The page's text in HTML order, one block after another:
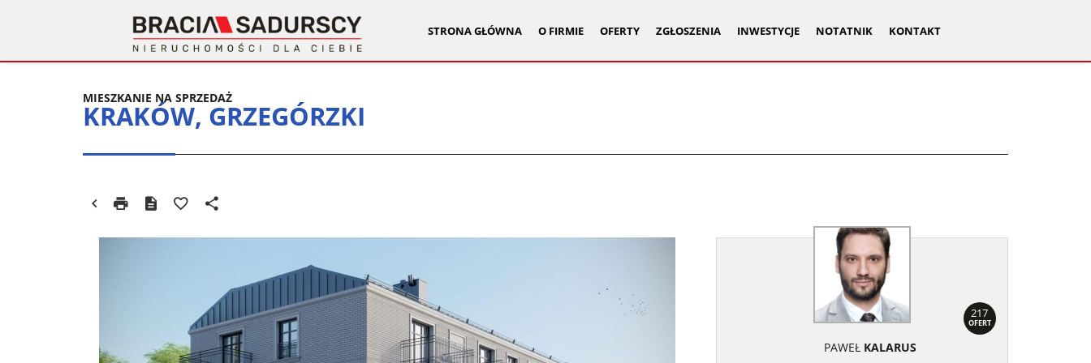
STRONA GŁÓWNA O FIRMIE OFERTY ZGŁOSZENIA INWESTYCJE NOTATNIK KONTAKT
KRAKÓW, GRZEGÓRZKI
MIESZKANIE NA SPRZEDAŻ
217
OFERT
PAWEŁ KALARUS